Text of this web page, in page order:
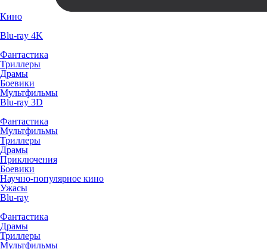
Кино
Blu-ray 4K
Фантастика
Триллеры
Драмы
Боевики
Мультфильмы
Blu-ray 3D
Фантастика
Мультфильмы
Триллеры
Драмы
Приключения
Боевики
Научно-популярное кино
Ужасы
Blu-ray
Фантастика
Драмы
Триллеры
Мультфильмы